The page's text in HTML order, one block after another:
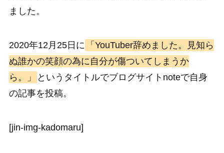
ました。
2020年12月25日に
「YouTuber辞めました。見知ら
ぬ誰かの笑顔の為に自分が傷ついてしまうか
ら。」
というタイトルでブログサイトnoteで自身
の記事を投稿。
[jin-img-kadomaru]